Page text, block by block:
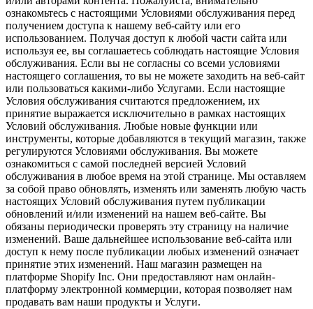
ознакомьтесь с настоящими Условиями обслуживания перед
получением доступа к нашему веб-сайту или его
использованием. Получая доступ к любой части сайта или
используя ее, вы соглашаетесь соблюдать настоящие Условия
обслуживания. Если вы не согласны со всеми условиями
настоящего соглашения, то вы не можете заходить на веб-сайт
или пользоваться какими-либо Услугами. Если настоящие
Условия обслуживания считаются предложением, их
принятие выражается исключительно в рамках настоящих
Условий обслуживания. Любые новые функции или
инструменты, которые добавляются в текущий магазин, также
регулируются Условиями обслуживания. Вы можете
ознакомиться с самой последней версией Условий
обслуживания в любое время на этой странице. Мы оставляем
за собой право обновлять, изменять или заменять любую часть
настоящих Условий обслуживания путем публикации
обновлений и/или изменений на нашем веб-сайте. Вы
обязаны периодически проверять эту страницу на наличие
изменений. Ваше дальнейшее использование веб-сайта или
доступ к нему после публикации любых изменений означает
принятие этих изменений. Наш магазин размещен на
платформе Shopify Inc. Они предоставляют нам онлайн-
платформу электронной коммерции, которая позволяет нам
продавать вам наши продукты и Услуги.